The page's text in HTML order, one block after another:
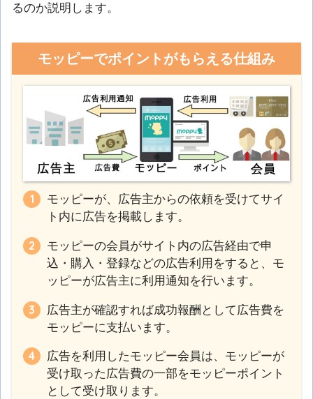
るのか説明します。
モッピーでポイントがもらえる仕組み
モッピーが、広告主からの依頼を受けてサイ
ト内に広告を掲載します。
モッピーの会員がサイト内の広告経由で申
込・購入・登録などの広告利用をすると、モ
ッピーが広告主に利用通知を行います。
広告主が確認すれば成功報酬として広告費を
モッピーに支払います。
広告を利用したモッピー会員は、モッピーが
受け取った広告費の一部をモッピーポイント
として受け取ります。